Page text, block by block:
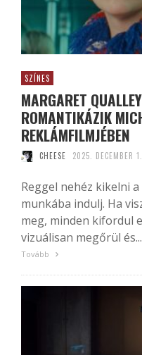
SZÍNES
MARGARET
ROMANTIKÁZIK
REKLÁMFILMJÉBEN
CHEESE 2025. DECEMBER
Reggel nehéz kikelni
munkába indulj. Ha
meg, minden kifordul
vizuálisan megőrül és...
Tovább